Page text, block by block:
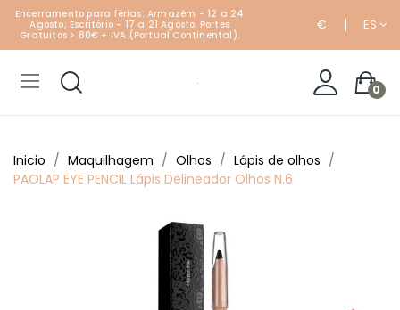
Encerramento para férias: Armazém - 12 a 24
Agosto; Escritório - 17 a 21 Agosto. Portes
Gratuitos > 80€ + IVA (Portual Continental).
€ ES
0
Inicio Maquilhagem Olhos
Lápis de olhos
PAOLAP EYE PENCIL Lápis Delineador Olhos N.6